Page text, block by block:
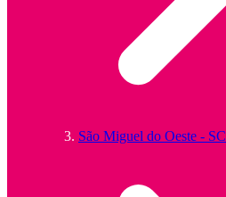
São Miguel do Oeste - SC